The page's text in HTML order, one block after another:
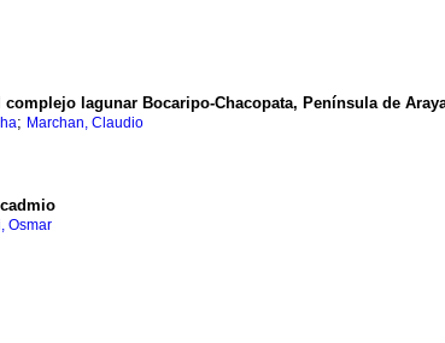
lagunar Bocaripo-Chacopata, Península de
; Marchan, Claudio
Osmar